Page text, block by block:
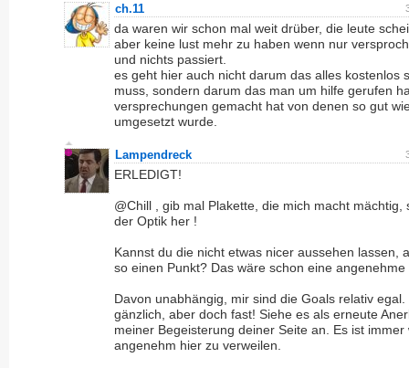
ch.11
da waren wir schon mal weit drüber, die leute
aber keine lust mehr zu haben wenn nur
und nichts passiert.
es geht hier auch nicht darum das alles kostenlos
muss, sondern darum das man um hilfe gerufen
versprechungen gemacht hat von denen so gut
umgesetzt wurde.
Lampendreck
ERLEDIGT!
@Chill , gib mal Plakette, die mich macht mächtig,
der Optik her !
Kannst du die nicht etwas nicer aussehen lassen,
so einen Punkt? Das wäre schon eine angenehme
Davon unabhängig, mir sind die Goals relativ egal.
gänzlich, aber doch fast! Siehe es als erneute
meiner Begeisterung deiner Seite an. Es ist immer
angenehm hier zu verweilen.